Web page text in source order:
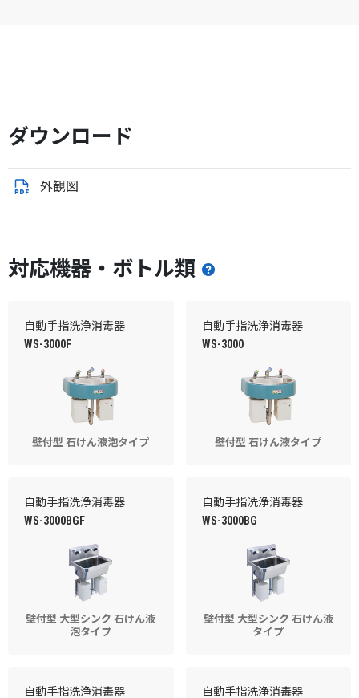
ダウンロード
外観図
対応機器・ボトル類
自動手指洗浄消毒器
WS-3000F
壁付型 石けん液泡タイプ
自動手指洗浄消毒器
WS-3000
壁付型 石けん液タイプ
自動手指洗浄消毒器
WS-3000BGF
壁付型 大型シンク 石けん液
泡タイプ
自動手指洗浄消毒器
WS-3000BG
壁付型 大型シンク 石けん液
タイプ
自動手指洗浄消毒器 自動手指洗浄消毒器